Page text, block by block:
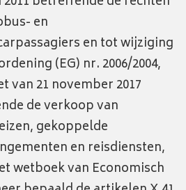
en
en tot wijziging
(EG) nr. 2006/2004,
van 21 november 2017
de verkoop van
gekoppelde
en reisdiensten,
wetboek van Economisch